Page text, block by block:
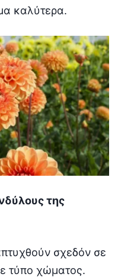
καλύτερα.
της
σχεδόν σε
τύπο χώματος.